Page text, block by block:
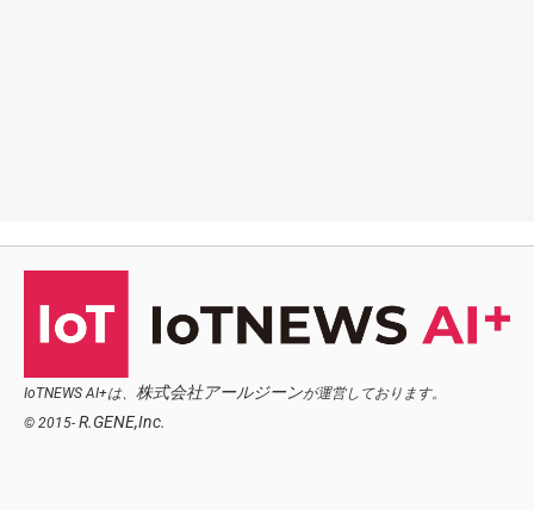
IoTNEWS AI+は、 株式会社アールジーンが運営しております。
© 2015- R.GENE,Inc.